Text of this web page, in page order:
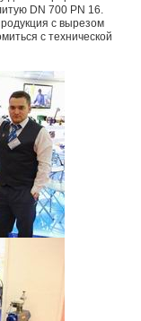
DN 700 PN 16.
с вырезом
с технической